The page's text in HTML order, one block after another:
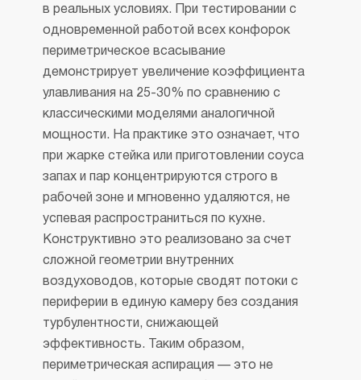
в реальных условиях. При тестировании с
одновременной работой всех конфорок
периметрическое всасывание
демонстрирует увеличение коэффициента
улавливания на 25-30% по сравнению с
классическими моделями аналогичной
мощности. На практике это означает, что
при жарке стейка или приготовлении соуса
запах и пар концентрируются строго в
рабочей зоне и мгновенно удаляются, не
успевая распространиться по кухне.
Конструктивно это реализовано за счет
сложной геометрии внутренних
воздуховодов, которые сводят потоки с
периферии в единую камеру без создания
турбулентности, снижающей
эффективность. Таким образом,
периметрическая аспирация — это не